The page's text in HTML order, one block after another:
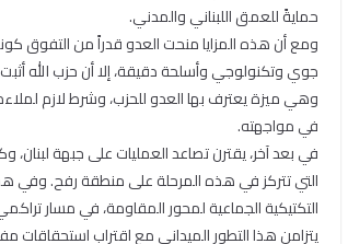
حمايةً للعمق اللبناني والمدني.
ومع أن هذه المزايا منحت العدو قدراً من التفوق
جوي وتكنولوجي وأسلحة دقيقة، إلا أن حزب الله
وهي ميزة يعترف بها العدو للحزب، وشرط لازم
في مواجهته.
في بعد آخر، يقترن تصاعد العمليات على جبهة لبنان،
التي تتركز في هذه المرحلة على منطقة رفح. وفي
التكتيكية الجماعية لمحور المقاومة، في مسار
يتزامن هذا التطور الميداني مع اقتراب استحقاقات